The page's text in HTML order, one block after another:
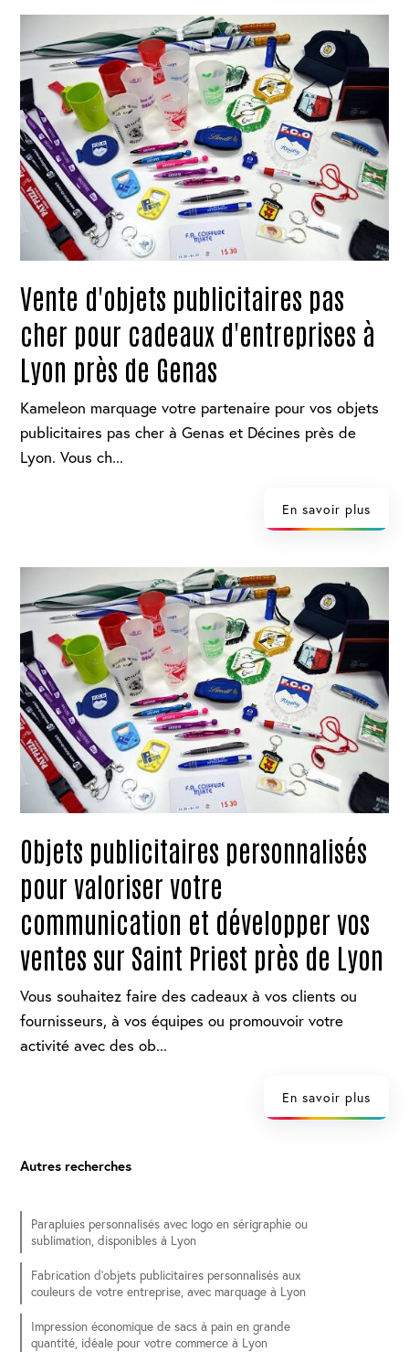
Vente d'objets publicitaires pas
cher pour cadeaux d'entreprises à
Lyon près de Genas
Kameleon marquage votre partenaire pour vos objets
publicitaires pas cher à Genas et Décines près de
Lyon. Vous ch...
En savoir plus
Objets publicitaires personnalisés
pour valoriser votre
communication et développer vos
ventes sur Saint Priest près de Lyon
Vous souhaitez faire des cadeaux à vos clients ou
fournisseurs, à vos équipes ou promouvoir votre
activité avec des ob...
En savoir plus
Autres recherches
Parapluies personnalisés avec logo en sérigraphie ou
sublimation, disponibles à Lyon
Fabrication d'objets publicitaires personnalisés aux
couleurs de votre entreprise, avec marquage à Lyon
Impression économique de sacs à pain en grande
quantité, idéale pour votre commerce à Lyon